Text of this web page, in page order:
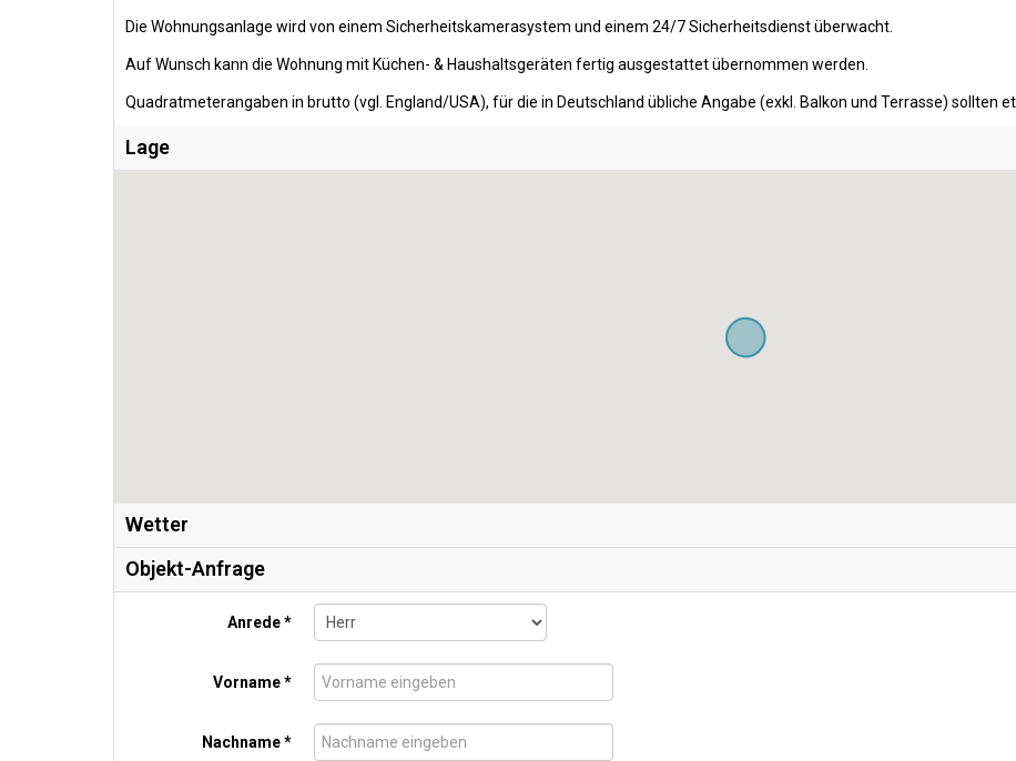
Die Wohnungsanlage wird von einem Sicherheitskamerasystem und einem 24/7 Sicherheitsdienst überwacht.
Auf Wunsch kann die Wohnung mit Küchen- & Haushaltsgeräten fertig ausgestattet übernommen werden.
Quadratmeterangaben in brutto (vgl. England/USA), für die in Deutschland übliche Angabe (exkl. Balkon und Terrasse) sollten
Lage
Wetter
Objekt-Anfrage
Anrede *
Vorname *
Nachname *